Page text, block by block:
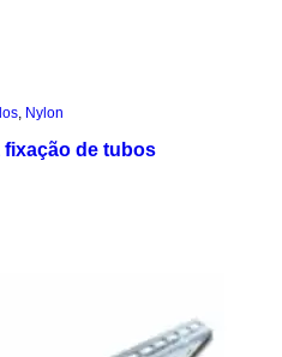
, Nylon
fixação de tubos